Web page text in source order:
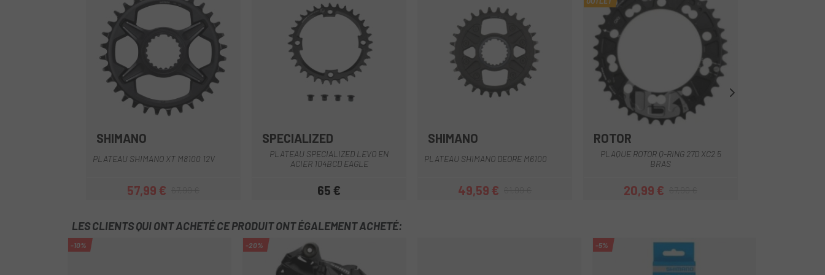
SHIMANO
PLATEAU SHIMANO XT M8100 12V
Prix
57,99 €Prix habituel
Multi
SPECIALIZED
PLATEAU SPECIALIZED LEVO EN
ACIER 104BCD EAGLE
Prix
65 €
SHIMANO
PLATEAU SHIMANO DEORE M6100
Prix
49,59 €Prix habituel
ROTOR
PLAQUE ROTOR Q-RING 27D XC2 5
BRAS
Prix
20,99 €Prix habituel
LES CLIENTS QUI ONT ACHETÉ CE PRODUIT ONT ÉGALEMENT ACHETÉ:
-10% -20% -5%